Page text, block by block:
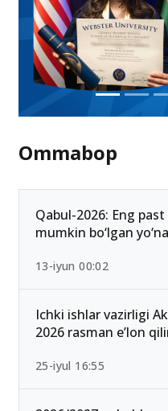
Ommabop
Qabul-2026: Eng past
mumkin bo‘lgan
13-iyun 00:02
Ichki ishlar vazirligi
2026 rasman e’lon